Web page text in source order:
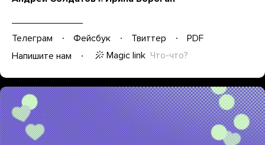
Телеграм Фейсбук Твиттер
PDF
Напишите нам
Magic link Что-что?